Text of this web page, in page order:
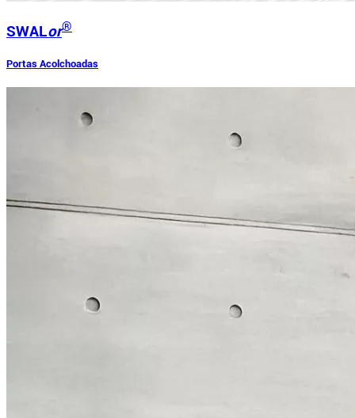
SWALor®
Portas Acolchoadas